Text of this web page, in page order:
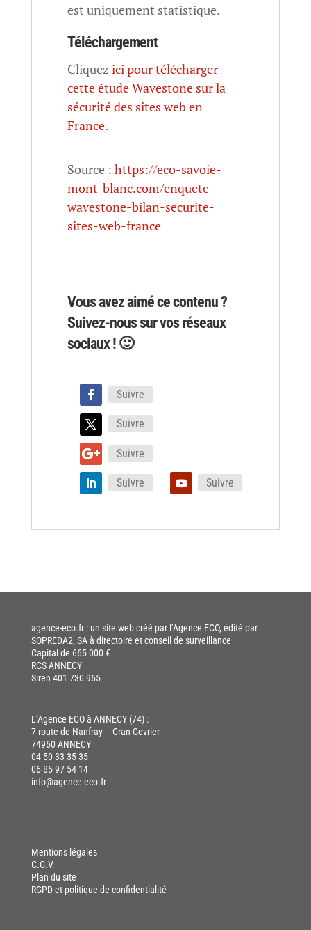
est uniquement statistique.
Téléchargement
Cliquez ici pour télécharger
cette étude Wavestone sur la
sécurité des sites web en
France.
Source : https://eco-savoie-
mont-blanc.com/enquete-
wavestone-bilan-securite-
sites-web-france
Vous avez aimé ce contenu ?
Suivez-nous sur vos réseaux
sociaux ! 🙂
Suivre
Suivre
Suivre
Suivre Suivre
agence-eco.fr: un site web créé par l’Agence ECO, édité par
SOPREDA2, SA à directoire et conseil de surveillance
Capital de 665 000 €
RCS ANNECY
Siren 401 730 965
L’Agence ECO à ANNECY (74) :
7 route de Nanfray – Cran Gevrier
74960 ANNECY
04 50 33 35 35
06 85 97 54 14
info@agence-eco.fr
Mentions légales
C.G.V.
Plan du site
RGPD et politique de confidentialité